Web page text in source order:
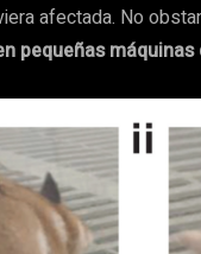
afectada. No
pequeñas máquinas